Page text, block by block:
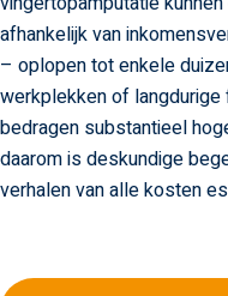
afhankelijk van
– oplopen tot enkele
werkplekken of langdurige
bedragen substantieel
daarom is deskundige
verhalen van alle kosten